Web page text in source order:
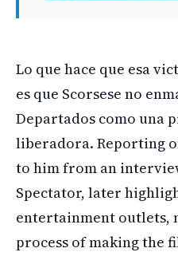
Lo que hace que esa
es que Scorsese no
Departados como una
liberadora. Reporting
to him from an
Spectator, later
entertainment outlets,
process of making the